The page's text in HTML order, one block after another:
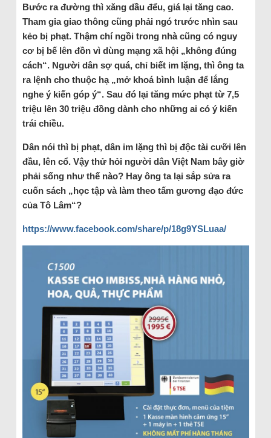
Bước ra đường thì xăng dầu đểu, giá lại tăng cao.
Tham gia giao thông cũng phải ngó trước nhìn sau
kẻo bị phạt. Thậm chí ngồi trong nhà cũng có nguy
cơ bị bế lên đồn vì dùng mạng xã hội „không đúng
cách“. Người dân sợ quá, chỉ biết im lặng, thì ông ta
ra lệnh cho thuộc hạ „mở khoá bình luận để lắng
nghe ý kiến góp ý“. Sau đó lại tăng mức phạt từ 7,5
triệu lên 30 triệu đồng dành cho những ai có ý kiến
trái chiều.
Dân nói thì bị phạt, dân im lặng thì bị độc tài cưỡi lên
đầu, lên cổ. Vậy thử hỏi người dân Việt Nam bây giờ
phải sống như thế nào? Hay ông ta lại sắp sửa ra
cuốn sách „học tập và làm theo tấm gương đạo đức
của Tô Lâm“?
https://www.facebook.com/share/p/18g9YSLuaa/